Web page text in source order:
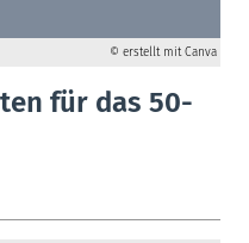
© erstellt mit Canva
für das 50-